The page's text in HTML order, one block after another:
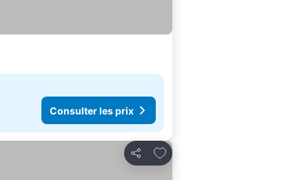
Consulter les prix
Partager
Ajouter à mes favoris